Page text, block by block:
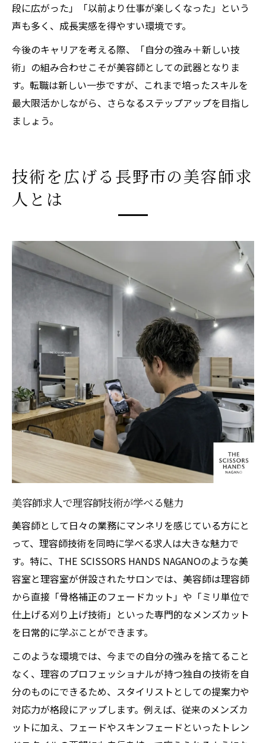
段に広がった」「以前より仕事が楽しくなった」という
声も多く、成長実感を得やすい環境です。
今後のキャリアを考える際、「自分の強み＋新しい技
術」の組み合わせこそが美容師としての武器となりま
す。転職は新しい一歩ですが、これまで培ったスキルを
最大限活かしながら、さらなるステップアップを目指し
ましょう。
技術を広げる長野市の美容師求
人とは
美容師求人で理容師技術が学べる魅力
美容師として日々の業務にマンネリを感じている方にと
って、理容師技術を同時に学べる求人は大きな魅力で
す。特に、THE SCISSORS HANDS NAGANOのような美
容室と理容室が併設されたサロンでは、美容師は理容師
から直接「骨格補正のフェードカット」や「ミリ単位で
仕上げる刈り上げ技術」といった専門的なメンズカット
を日常的に学ぶことができます。
このような環境では、今までの自分の強みを捨てること
なく、理容のプロフェッショナルが持つ独自の技術を自
分のものにできるため、スタイリストとしての提案力や
対応力が格段にアップします。例えば、従来のメンズカ
ットに加え、フェードやスキンフェードといったトレン